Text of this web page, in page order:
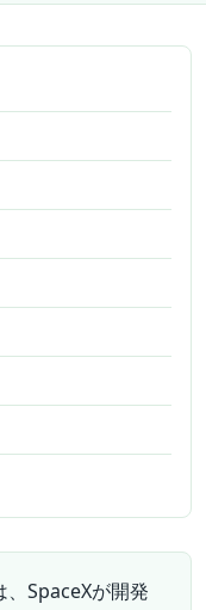
SpaceXが開発